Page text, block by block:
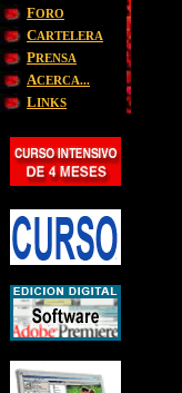
FORO
CARTELERA
PRENSA
ACERCA...
LINKS